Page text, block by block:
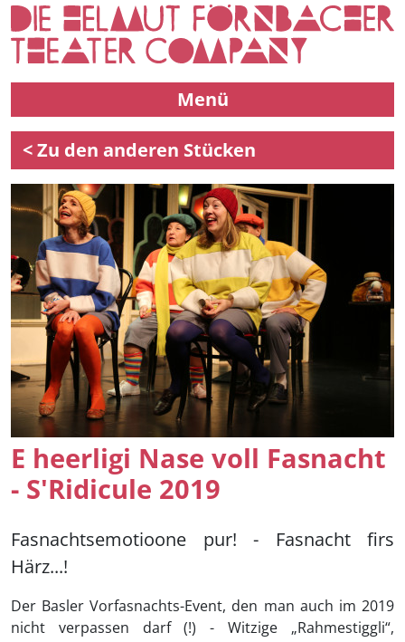
Menü
< Zu den anderen Stücken
E heerligi Nase voll Fasnacht
- S'Ridicule 2019
Fasnachtsemotioone pur! - Fasnacht firs
Härz...!
Der Basler Vorfasnachts-Event, den man auch im 2019
nicht verpassen darf (!) - Witzige „Rahmestiggli“,